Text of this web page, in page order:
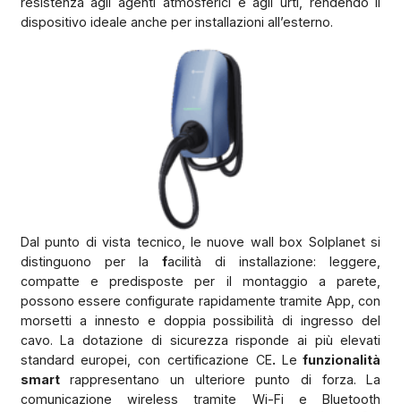
dispositivo ideale anche per installazioni all’esterno.
Dal punto di vista tecnico, le nuove wall box Solplanet si
distinguono per la facilità di installazione: leggere,
compatte e predisposte per il montaggio a parete,
possono essere configurate rapidamente tramite App, con
morsetti a innesto e doppia possibilità di ingresso del
cavo. La dotazione di sicurezza risponde ai più elevati
standard europei, con certificazione CE. Le funzionalità
smartrappresentano un ulteriore punto di forza. La
comunicazione wireless tramite Wi-Fi e Bluetooth